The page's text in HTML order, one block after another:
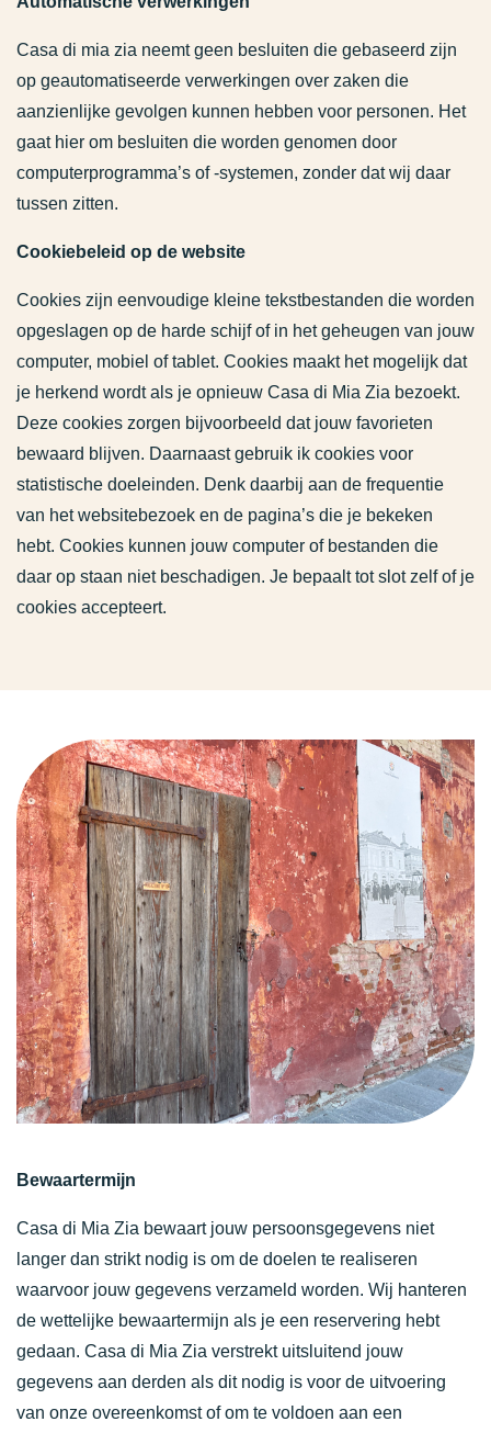
Casa di mia zia neemt geen besluiten die gebaseerd zijn
op geautomatiseerde verwerkingen over zaken die
aanzienlijke gevolgen kunnen hebben voor personen. Het
gaat hier om besluiten die worden genomen door
computerprogramma’s of -systemen, zonder dat wij daar
tussen zitten.
Cookiebeleid op de website
Cookies zijn eenvoudige kleine tekstbestanden die worden
opgeslagen op de harde schijf of in het geheugen van jouw
computer, mobiel of tablet. Cookies maakt het mogelijk dat
je herkend wordt als je opnieuw Casa di Mia Zia bezoekt.
Deze cookies zorgen bijvoorbeeld dat jouw favorieten
bewaard blijven. Daarnaast gebruik ik cookies voor
statistische doeleinden. Denk daarbij aan de frequentie
van het websitebezoek en de pagina’s die je bekeken
hebt. Cookies kunnen jouw computer of bestanden die
daar op staan niet beschadigen. Je bepaalt tot slot zelf of je
cookies accepteert.
Bewaartermijn
Casa di Mia Zia bewaart jouw persoonsgegevens niet
langer dan strikt nodig is om de doelen te realiseren
waarvoor jouw gegevens verzameld worden. Wij hanteren
de wettelijke bewaartermijn als je een reservering hebt
gedaan. Casa di Mia Zia verstrekt uitsluitend jouw
gegevens aan derden als dit nodig is voor de uitvoering
van onze overeenkomst of om te voldoen aan een